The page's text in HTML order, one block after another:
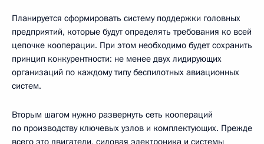
Планируется сформировать систему поддержки головных
предприятий, которые будут определять требования ко всей
цепочке кооперации. При этом необходимо будет сохранить
принцип конкурентности: не менее двух лидирующих
организаций по каждому типу беспилотных авиационных
систем.
Вторым шагом нужно развернуть сеть коопераций
по производству ключевых узлов и комплектующих. Прежде
всего это двигатели, силовая электроника и системы